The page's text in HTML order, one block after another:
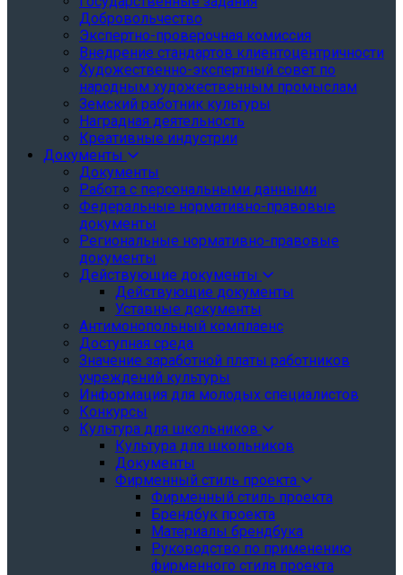
Добровольчество
Экспертно-проверочная комиссия
Внедрение стандартов клиентоцентричности
Художественно-экспертный совет по
народным художественным промыслам
Земский работник культуры
Наградная деятельность
Креативные индустрии
Документы
Документы
Работа с персональными данными
Федеральные нормативно-правовые
документы
Региональные нормативно-правовые
документы
Действующие документы
Действующие документы
Уставные документы
Антимонопольный комплаенс
Доступная среда
Значение заработной платы работников
учреждений культуры
Информация для молодых специалистов
Конкурсы
Культура для школьников
Культура для школьников
Документы
Фирменный стиль проекта
Фирменный стиль проекта
Брендбук проекта
Материалы брендбука
Руководство по применению
фирменного стиля проекта